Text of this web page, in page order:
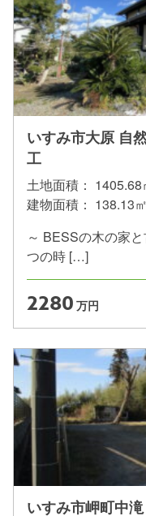
いすみ市大原 自
工
土地面積： 1405.68
建物面積： 138.13
～ BESSの木の家
つの時 […]
2280万円
いすみ市岬町中